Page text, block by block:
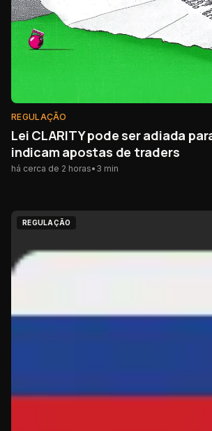
REGULAÇÃO
Lei CLARITY pode ser adiada
indicam apostas de traders
há cerca de 2 horas• 3 min
REGULAÇÃO